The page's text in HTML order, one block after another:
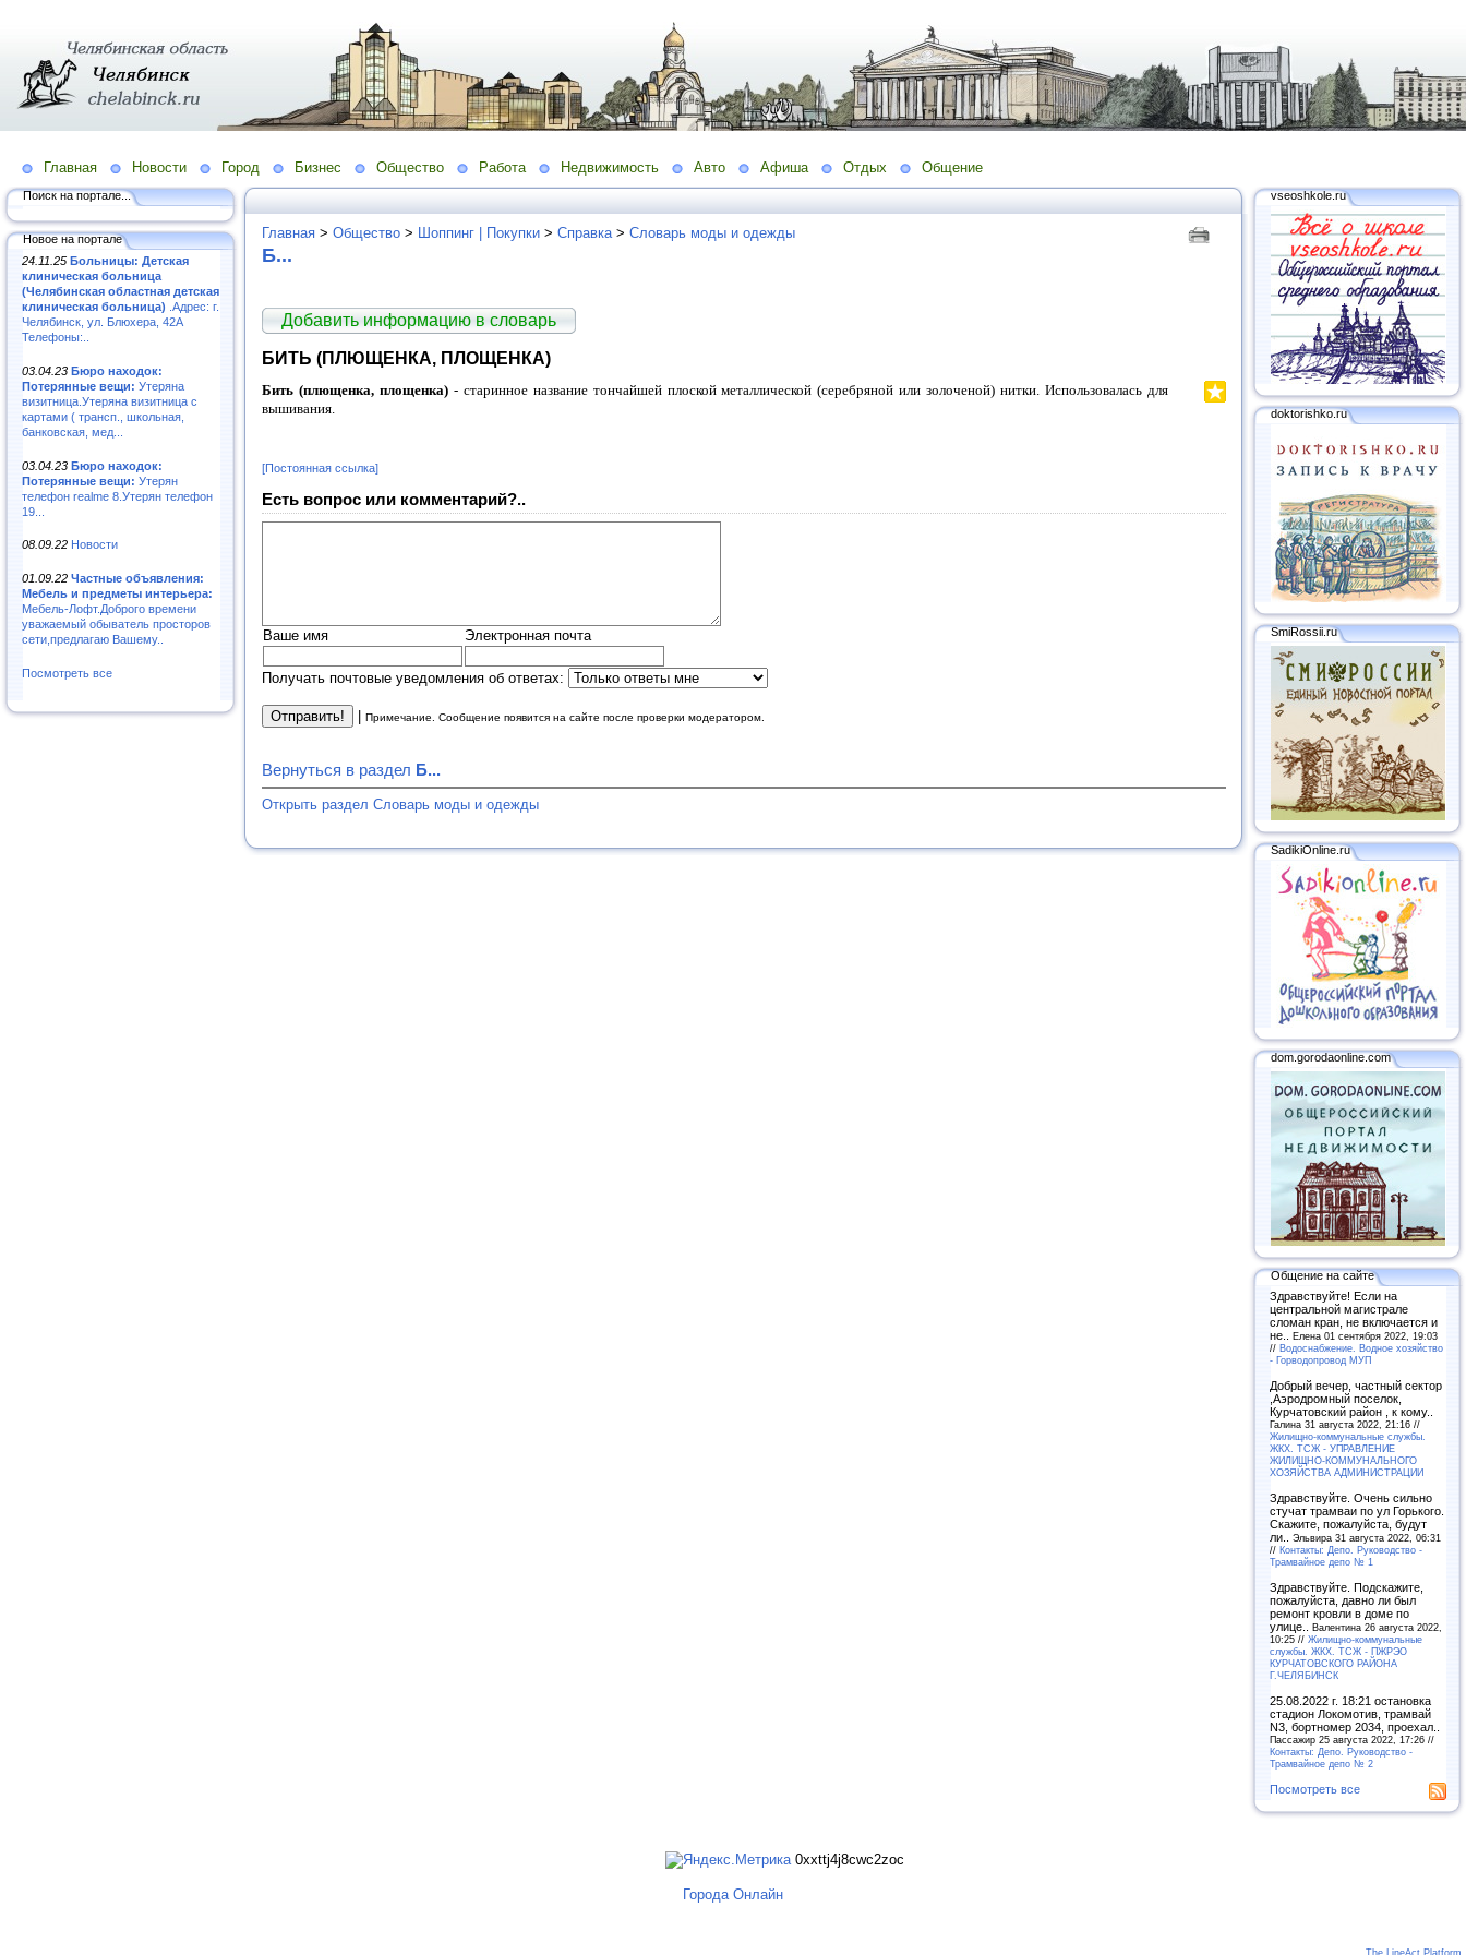
Главная Новости Город Бизнес Общество Работа Недвижимость Авто Афиша Отдых Общение
Поиск на портале...
Новое на портале
24.11.25 Больницы: Детская
клиническая больница
(Челябинская областная детская
клиническая больница) .Адрес: г.
Челябинск, ул. Блюхера, 42А
Телефоны:..
03.04.23 Бюро находок:
Потерянные вещи: Утеряна
визитница.Утеряна визитница с
картами ( трансп., школьная,
банковская, мед...
03.04.23 Бюро находок:
Потерянные вещи: Утерян
телефон realme 8.Утерян телефон
19...
08.09.22 Новости
01.09.22 Частные объявления:
Мебель и предметы интерьера:
Мебель-Лофт.Доброго времени
уважаемый обыватель просторов
сети,предлагаю Вашему..
Посмотреть все
Главная > Общество > Шоппинг | Покупки > Справка > Словарь моды и одежды
Б...
Добавить информацию в словарь
БИТЬ (ПЛЮЩЕНКА, ПЛОЩЕНКА)
Бить (плющенка, площенка)- старинное название тончайшей плоской металлической (серебряной или золоченой) нитки. Использовалась для
вышивания.
[Постоянная ссылка]
Есть вопрос или комментарий?..
Ваше имя Электронная почта
Получать почтовые уведомления об ответах:
Примечание. Сообщение появится на сайте после проверки модератором.
Вернуться в раздел Б...
Открыть раздел Словарь моды и одежды
vseoshkole.ru
doktorishko.ru
SmiRossii.ru
SadikiOnline.ru
dom.gorodaonline.com
Общение на сайте
Здравствуйте! Если на
центральной магистрале
сломан кран, не включается и
не.. Елена 01 сентября 2022, 19:03
// Водоснабжение. Водное хозяйство
- Горводопровод МУП
Добрый вечер, частный сектор
,Аэродромный поселок,
Курчатовский район , к кому..
Галина 31 августа 2022, 21:16 //
Жилищно-коммунальные службы.
ЖКХ. ТСЖ - УПРАВЛЕНИЕ
ЖИЛИЩНО-КОММУНАЛЬНОГО
ХОЗЯЙСТВА АДМИНИСТРАЦИИ
Здравствуйте. Очень сильно
стучат трамваи по ул Горького.
Скажите, пожалуйста, будут
ли.. Эльвира 31 августа 2022, 06:31
// Контакты: Депо. Руководство -
Трамвайное депо № 1
Здравствуйте. Подскажите,
пожалуйста, давно ли был
ремонт кровли в доме по
улице.. Валентина 26 августа 2022,
10:25 // Жилищно-коммунальные
службы. ЖКХ. ТСЖ - ПЖРЭО
КУРЧАТОВСКОГО РАЙОНА
Г.ЧЕЛЯБИНСК
25.08.2022 г. 18:21 остановка
стадион Локомотив, трамвай
N3, бортномер 2034, проехал..
Пассажир 25 августа 2022, 17:26 //
Контакты: Депо. Руководство -
Трамвайное депо № 2
Посмотреть все
0xxttj4j8cwc2zoc
Города Онлайн
The LineAct Platform